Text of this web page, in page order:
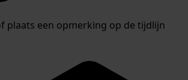
plaats een opmerking op de tijdlijn